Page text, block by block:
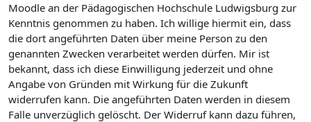
Moodle an der Pädagogischen Hochschule Ludwigsburg zur
Kenntnis genommen zu haben. Ich willige hiermit ein, dass
die dort angeführten Daten über meine Person zu den
genannten Zwecken verarbeitet werden dürfen. Mir ist
bekannt, dass ich diese Einwilligung jederzeit und ohne
Angabe von Gründen mit Wirkung für die Zukunft
widerrufen kann. Die angeführten Daten werden in diesem
Falle unverzüglich gelöscht. Der Widerruf kann dazu führen,